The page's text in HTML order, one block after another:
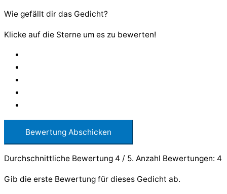
Wie gefällt dir das Gedicht?
Klicke auf die Sterne um es zu bewerten!
Bewertung Abschicken
Durchschnittliche Bewertung 4 / 5. Anzahl Bewertungen: 4
Gib die erste Bewertung für dieses Gedicht ab.